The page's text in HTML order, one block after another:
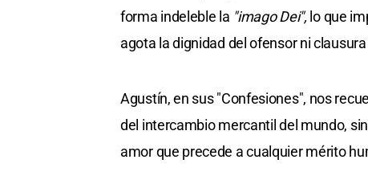
forma indeleble la "imago Dei", lo que
agota la dignidad del ofensor ni
Agustín, en sus "Confesiones", nos
del intercambio mercantil del mundo,
amor que precede a cualquier mérito